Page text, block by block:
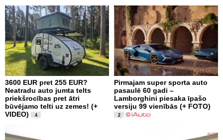
3600 EUR pret 255 EUR?
Neatradu auto jumta telts
priekšrocības pret ātri
būvējamo telti uz zemes! (+
VIDEO)
4
Pirmajam super sporta auto
pasaulē 60 gadi –
Lamborghini piesaka īpašo
versiju 99 vienībās (+ FOTO)
2